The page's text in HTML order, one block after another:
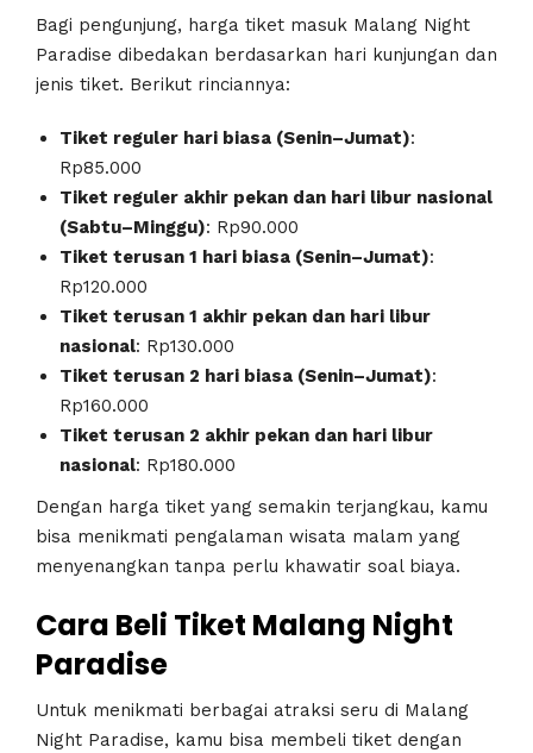
Bagi pengunjung, harga tiket masuk Malang Night
Paradise dibedakan berdasarkan hari kunjungan dan
jenis tiket. Berikut rinciannya:
Tiket reguler hari biasa (Senin–Jumat):
Rp85.000
Tiket reguler akhir pekan dan hari libur nasional
(Sabtu–Minggu): Rp90.000
Tiket terusan 1 hari biasa (Senin–Jumat):
Rp120.000
Tiket terusan 1 akhir pekan dan hari libur
nasional: Rp130.000
Tiket terusan 2 hari biasa (Senin–Jumat):
Rp160.000
Tiket terusan 2 akhir pekan dan hari libur
nasional: Rp180.000
Dengan harga tiket yang semakin terjangkau, kamu
bisa menikmati pengalaman wisata malam yang
menyenangkan tanpa perlu khawatir soal biaya.
Cara Beli Tiket Malang Night
Paradise
Untuk menikmati berbagai atraksi seru di Malang
Night Paradise, kamu bisa membeli tiket dengan